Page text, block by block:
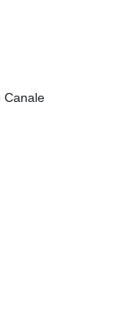
Canale